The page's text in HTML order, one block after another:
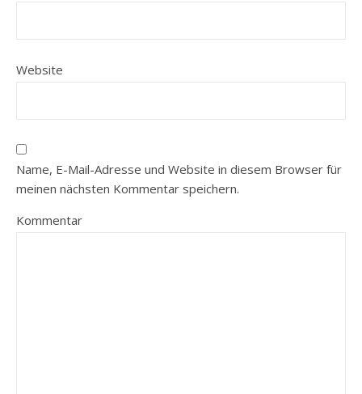
Website
Name, E-Mail-Adresse und Website in diesem Browser für
meinen nächsten Kommentar speichern.
Kommentar